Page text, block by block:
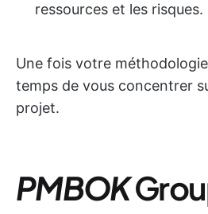
ressources et les risques.
Une fois votre
temps de vous concentrer
projet.
PMBOK